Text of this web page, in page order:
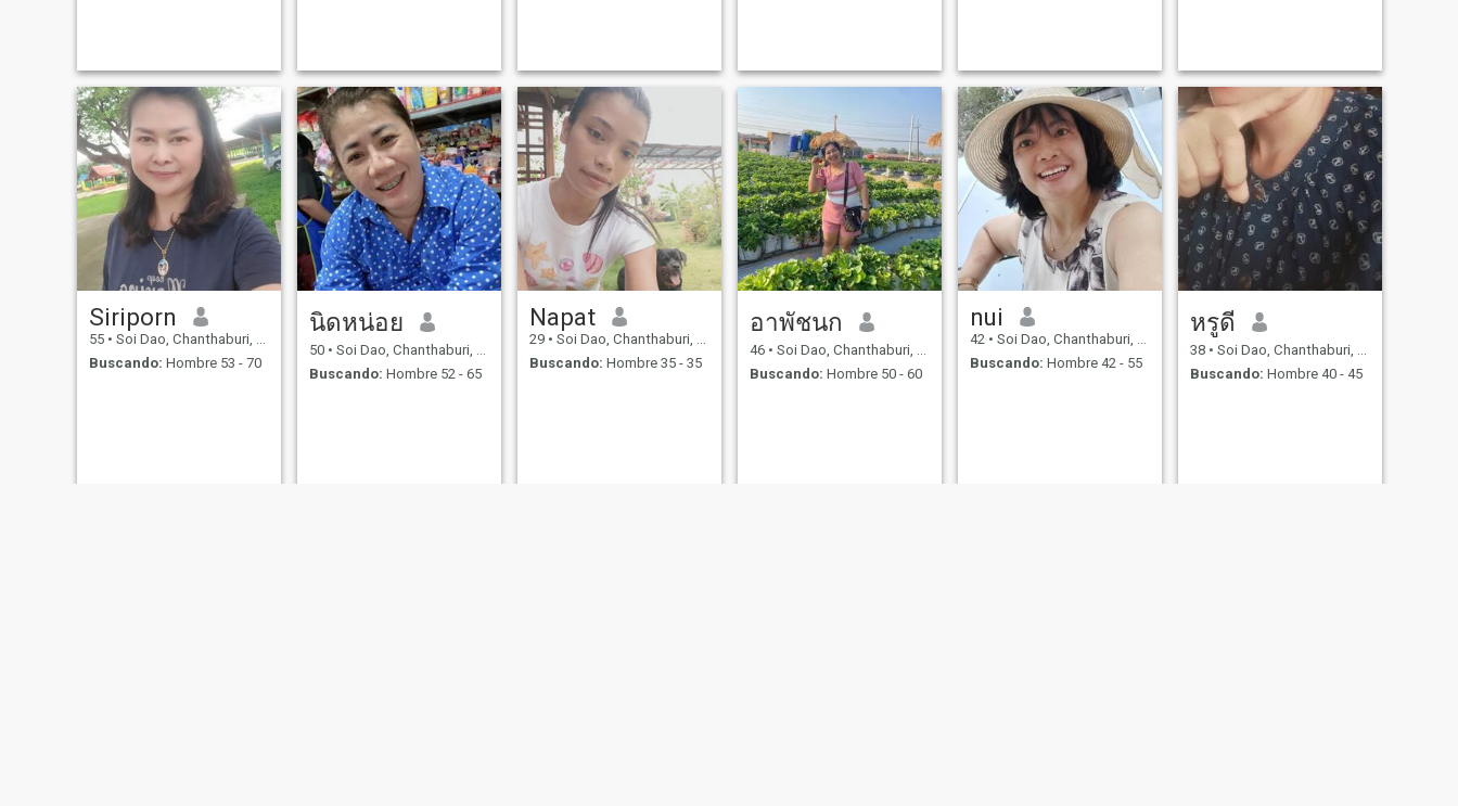
Siriporn
55 • Soi Dao, Chanthaburi, Tailandia
Buscando: Hombre 53 - 70
นิดหน่อย
50 • Soi Dao, Chanthaburi, Tailandia
Buscando: Hombre 52 - 65
Napat
29 • Soi Dao, Chanthaburi, Tailandia
Buscando: Hombre 35 - 35
อาพัชนก
46 • Soi Dao, Chanthaburi, Tailandia
Buscando: Hombre 50 - 60
nui
42 • Soi Dao, Chanthaburi, Tailandia
Buscando: Hombre 42 - 55
หรูดี
38 • Soi Dao, Chanthaburi, Tailandia
Buscando: Hombre 40 - 45